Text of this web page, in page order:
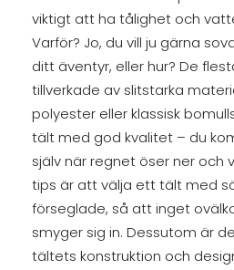
viktigt att ha tålighet och
Varför? Jo, du vill ju gärna
ditt äventyr, eller hur? De
tillverkade av slitstarka
polyester eller klassisk
tält med god kvalitet – du
själv när regnet öser ner och
tips är att välja ett tält med
förseglade, så att inget
smyger sig in. Dessutom är
tältets konstruktion och